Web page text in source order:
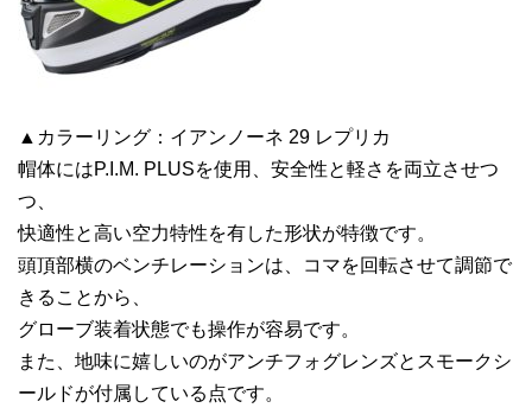
▲カラーリング：イアンノーネ 29 レプリカ
帽体にはP.I.M. PLUSを使用、安全性と軽さを両立させつ
つ、
快適性と高い空力特性を有した形状が特徴です。
頭頂部横のベンチレーションは、コマを回転させて調節で
きることから、
グローブ装着状態でも操作が容易です。
また、地味に嬉しいのがアンチフォグレンズとスモークシ
ールドが付属している点です。